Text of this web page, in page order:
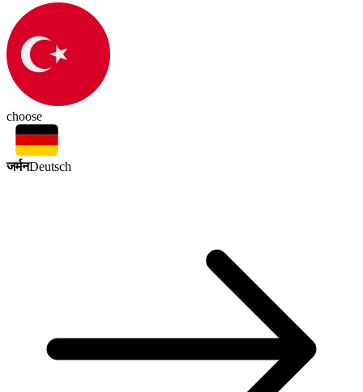
choose
जर्मनDeutsch